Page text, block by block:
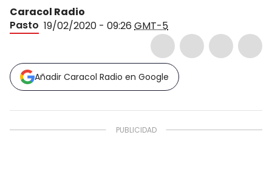
Caracol Radio
Pasto 19/02/2020 - 09:26 GMT-5
Añadir Caracol Radio en Google